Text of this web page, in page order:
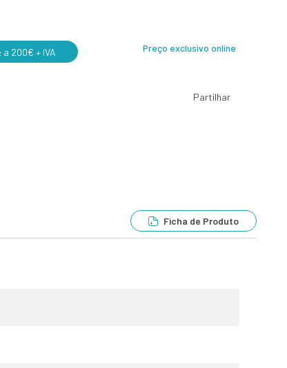
200€ + IVA Preço exclusivo online
Partilhar
Ficha de Produto